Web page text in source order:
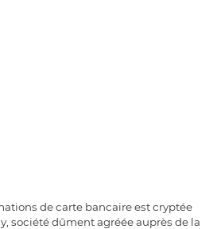
de carte bancaire est cryptée
société dûment agréée auprès de la